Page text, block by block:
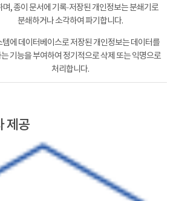
며, 종이 문서에 기록·저장된 개인정보는 분쇄기로
분쇄하거나 소각하여 파기합니다.
템에 데이터베이스로 저장된 개인정보는 데이터를
기능을 부여하여 정기적으로 삭제 또는 익명으로
처리합니다.
제공